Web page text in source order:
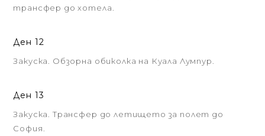
трансфер до хотела.
Ден 12
Закуска. Обзорна обиколка на Куала Лумпур.
Ден 13
Закуска. Трансфер до летището за полет до
София.